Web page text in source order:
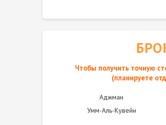
Чтобы получить точную
(планируете
Аджман
Умм-Аль-Кувейн